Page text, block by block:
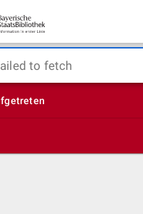
to fetch